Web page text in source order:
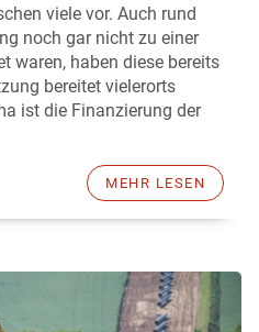
viele vor. Auch rund
noch gar nicht zu einer
waren, haben diese bereits
bereitet vielerorts
ist die Finanzierung der
MEHR LESEN